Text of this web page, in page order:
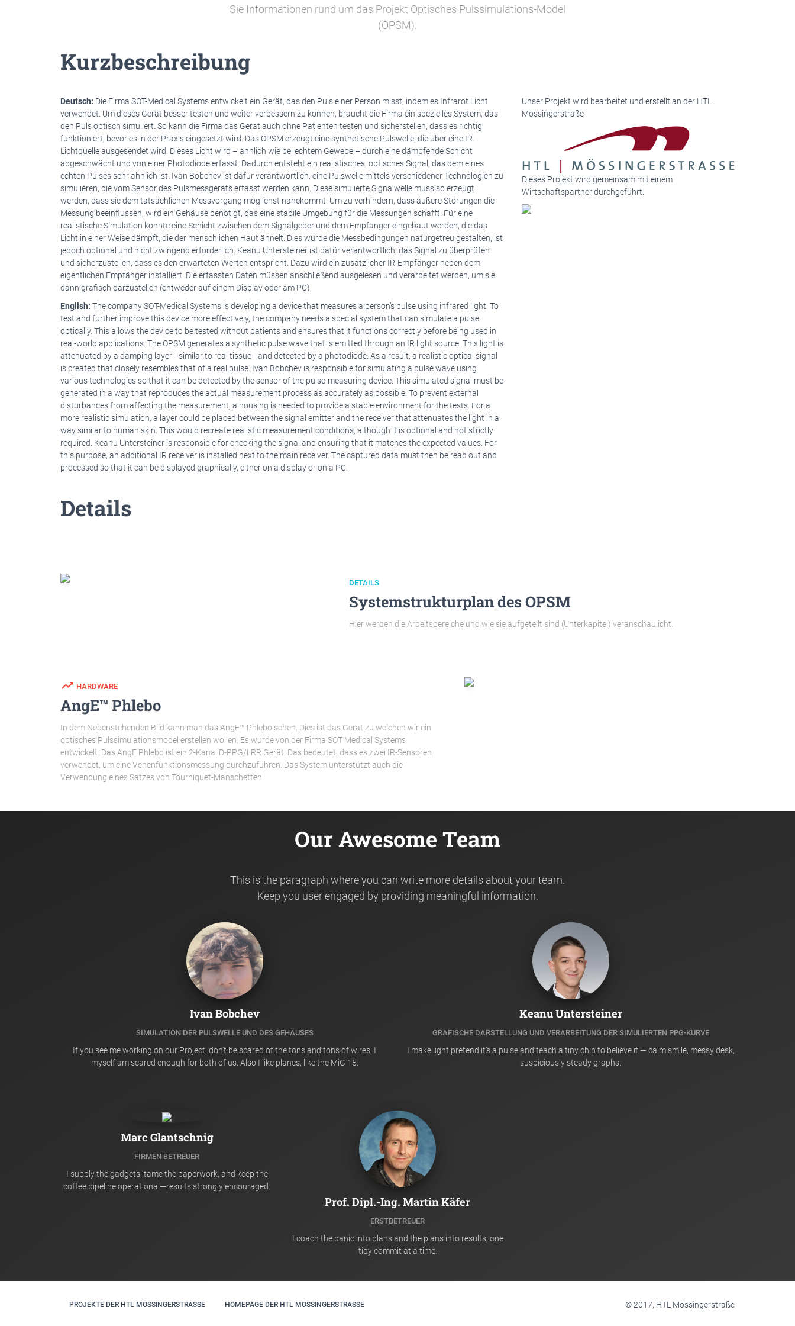
Sie Informationen rund um das Projekt Optisches Pulssimulations-Model
(OPSM).
Kurzbeschreibung
Deutsch: Die Firma SOT-Medical Systems entwickelt ein Gerät, das den Puls einer Person misst, indem es Infrarot Licht
verwendet. Um dieses Gerät besser testen und weiter verbessern zu können, braucht die Firma ein spezielles System, das
den Puls optisch simuliert. So kann die Firma das Gerät auch ohne Patienten testen und sicherstellen, dass es richtig
funktioniert, bevor es in der Praxis eingesetzt wird. Das OPSM erzeugt eine synthetische Pulswelle, die über eine IR-
Lichtquelle ausgesendet wird. Dieses Licht wird – ähnlich wie bei echtem Gewebe – durch eine dämpfende Schicht
abgeschwächt und von einer Photodiode erfasst. Dadurch entsteht ein realistisches, optisches Signal, das dem eines
echten Pulses sehr ähnlich ist. Ivan Bobchev ist dafür verantwortlich, eine Pulswelle mittels verschiedener Technologien zu
simulieren, die vom Sensor des Pulsmessgeräts erfasst werden kann. Diese simulierte Signalwelle muss so erzeugt
werden, dass sie dem tatsächlichen Messvorgang möglichst nahekommt. Um zu verhindern, dass äußere Störungen die
Messung beeinflussen, wird ein Gehäuse benötigt, das eine stabile Umgebung für die Messungen schafft. Für eine
realistische Simulation könnte eine Schicht zwischen dem Signalgeber und dem Empfänger eingebaut werden, die das
Licht in einer Weise dämpft, die der menschlichen Haut ähnelt. Dies würde die Messbedingungen naturgetreu gestalten, ist
jedoch optional und nicht zwingend erforderlich. Keanu Untersteiner ist dafür verantwortlich, das Signal zu überprüfen
und sicherzustellen, dass es den erwarteten Werten entspricht. Dazu wird ein zusätzlicher IR-Empfänger neben dem
eigentlichen Empfänger installiert. Die erfassten Daten müssen anschließend ausgelesen und verarbeitet werden, um sie
dann grafisch darzustellen (entweder auf einem Display oder am PC).
Unser Projekt wird bearbeitet und erstellt an der HTL
Mössingerstraße
Dieses Projekt wird gemeinsam mit einem
Wirtschaftspartner durchgeführt:
English: The company SOT-Medical Systems is developing a device that measures a person’s pulse using infrared light. To
test and further improve this device more effectively, the company needs a special system that can simulate a pulse
optically. This allows the device to be tested without patients and ensures that it functions correctly before being used in
real-world applications. The OPSM generates a synthetic pulse wave that is emitted through an IR light source. This light is
attenuated by a damping layer—similar to real tissue—and detected by a photodiode. As a result, a realistic optical signal
is created that closely resembles that of a real pulse. Ivan Bobchev is responsible for simulating a pulse wave using
various technologies so that it can be detected by the sensor of the pulse-measuring device. This simulated signal must be
generated in a way that reproduces the actual measurement process as accurately as possible. To prevent external
disturbances from affecting the measurement, a housing is needed to provide a stable environment for the tests. For a
more realistic simulation, a layer could be placed between the signal emitter and the receiver that attenuates the light in a
way similar to human skin. This would recreate realistic measurement conditions, although it is optional and not strictly
required. Keanu Untersteiner is responsible for checking the signal and ensuring that it matches the expected values. For
this purpose, an additional IR receiver is installed next to the main receiver. The captured data must then be read out and
processed so that it can be displayed graphically, either on a display or on a PC.
Details
DETAILS
Systemstrukturplan des OPSM
Hier werden die Arbeitsbereiche und wie sie aufgeteilt sind (Unterkapitel) veranschaulicht.
trending_up HARDWARE
AngE™ Phlebo
In dem Nebenstehenden Bild kann man das AngE™ Phlebo sehen. Dies ist das Gerät zu welchen wir ein
optisches Pulssimulationsmodel erstellen wollen. Es wurde von der Firma SOT Medical Systems
entwickelt. Das AngE Phlebo ist ein 2-Kanal D-PPG/LRR Gerät. Das bedeutet, dass es zwei IR-Sensoren
verwendet, um eine Venenfunktionsmessung durchzuführen. Das System unterstützt auch die
Verwendung eines Satzes von Tourniquet-Manschetten.
Our Awesome Team
This is the paragraph where you can write more details about your team.
Keep you user engaged by providing meaningful information.
Ivan Bobchev
SIMULATION DER PULSWELLE UND DES GEHÄUSES
If you see me working on our Project, don't be scared of the tons and tons of wires, I
myself am scared enough for both of us. Also I like planes, like the MiG 15.
Keanu Untersteiner
GRAFISCHE DARSTELLUNG UND VERARBEITUNG DER SIMULIERTEN PPG-KURVE
I make light pretend it’s a pulse and teach a tiny chip to believe it — calm smile, messy desk,
suspiciously steady graphs.
Marc Glantschnig
FIRMEN BETREUER
I supply the gadgets, tame the paperwork, and keep the
coffee pipeline operational—results strongly encouraged.
Prof. Dipl.-Ing. Martin Käfer
ERSTBETREUER
I coach the panic into plans and the plans into results, one
tidy commit at a time.
PROJEKTE DER HTL MÖSSINGERSTRASSE HOMEPAGE DER HTL MÖSSINGERSTRASSE © 2017, HTL Mössingerstraße